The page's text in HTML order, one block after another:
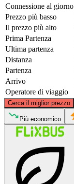
Connessione al giorno
Prezzo più basso
Il prezzo più alto
Prima Partenza
Ultima partenza
Distanza
Partenza
Arrivo
Operatore di viaggio
Cerca il miglior prezzo
Più economico